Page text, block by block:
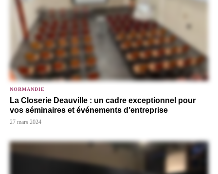
NORMANDIE
La Closerie Deauville : un cadre exceptionnel pour
vos séminaires et événements d’entreprise
27 mars 2024